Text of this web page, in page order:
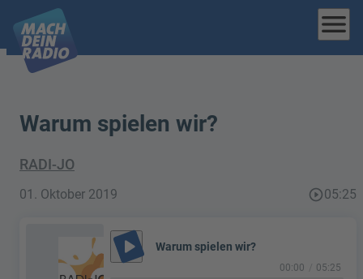
menu
Warum spielen wir?
RADI-JO
01. Oktober 2019 play_circle_outline05:25
play_arrow Warum spielen wir?
00:00 05:25